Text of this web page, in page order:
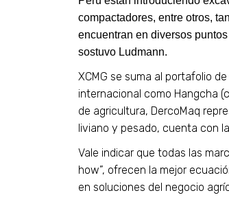
compactadores, entre otros,
encuentran en diversos
sostuvo Ludmann.
XCMG se suma al portafolio
internacional como Hangcha
de agricultura, DercoMaq
liviano y pesado, cuenta con
Vale indicar que todas las
how”, ofrecen la mejor
en soluciones del negocio